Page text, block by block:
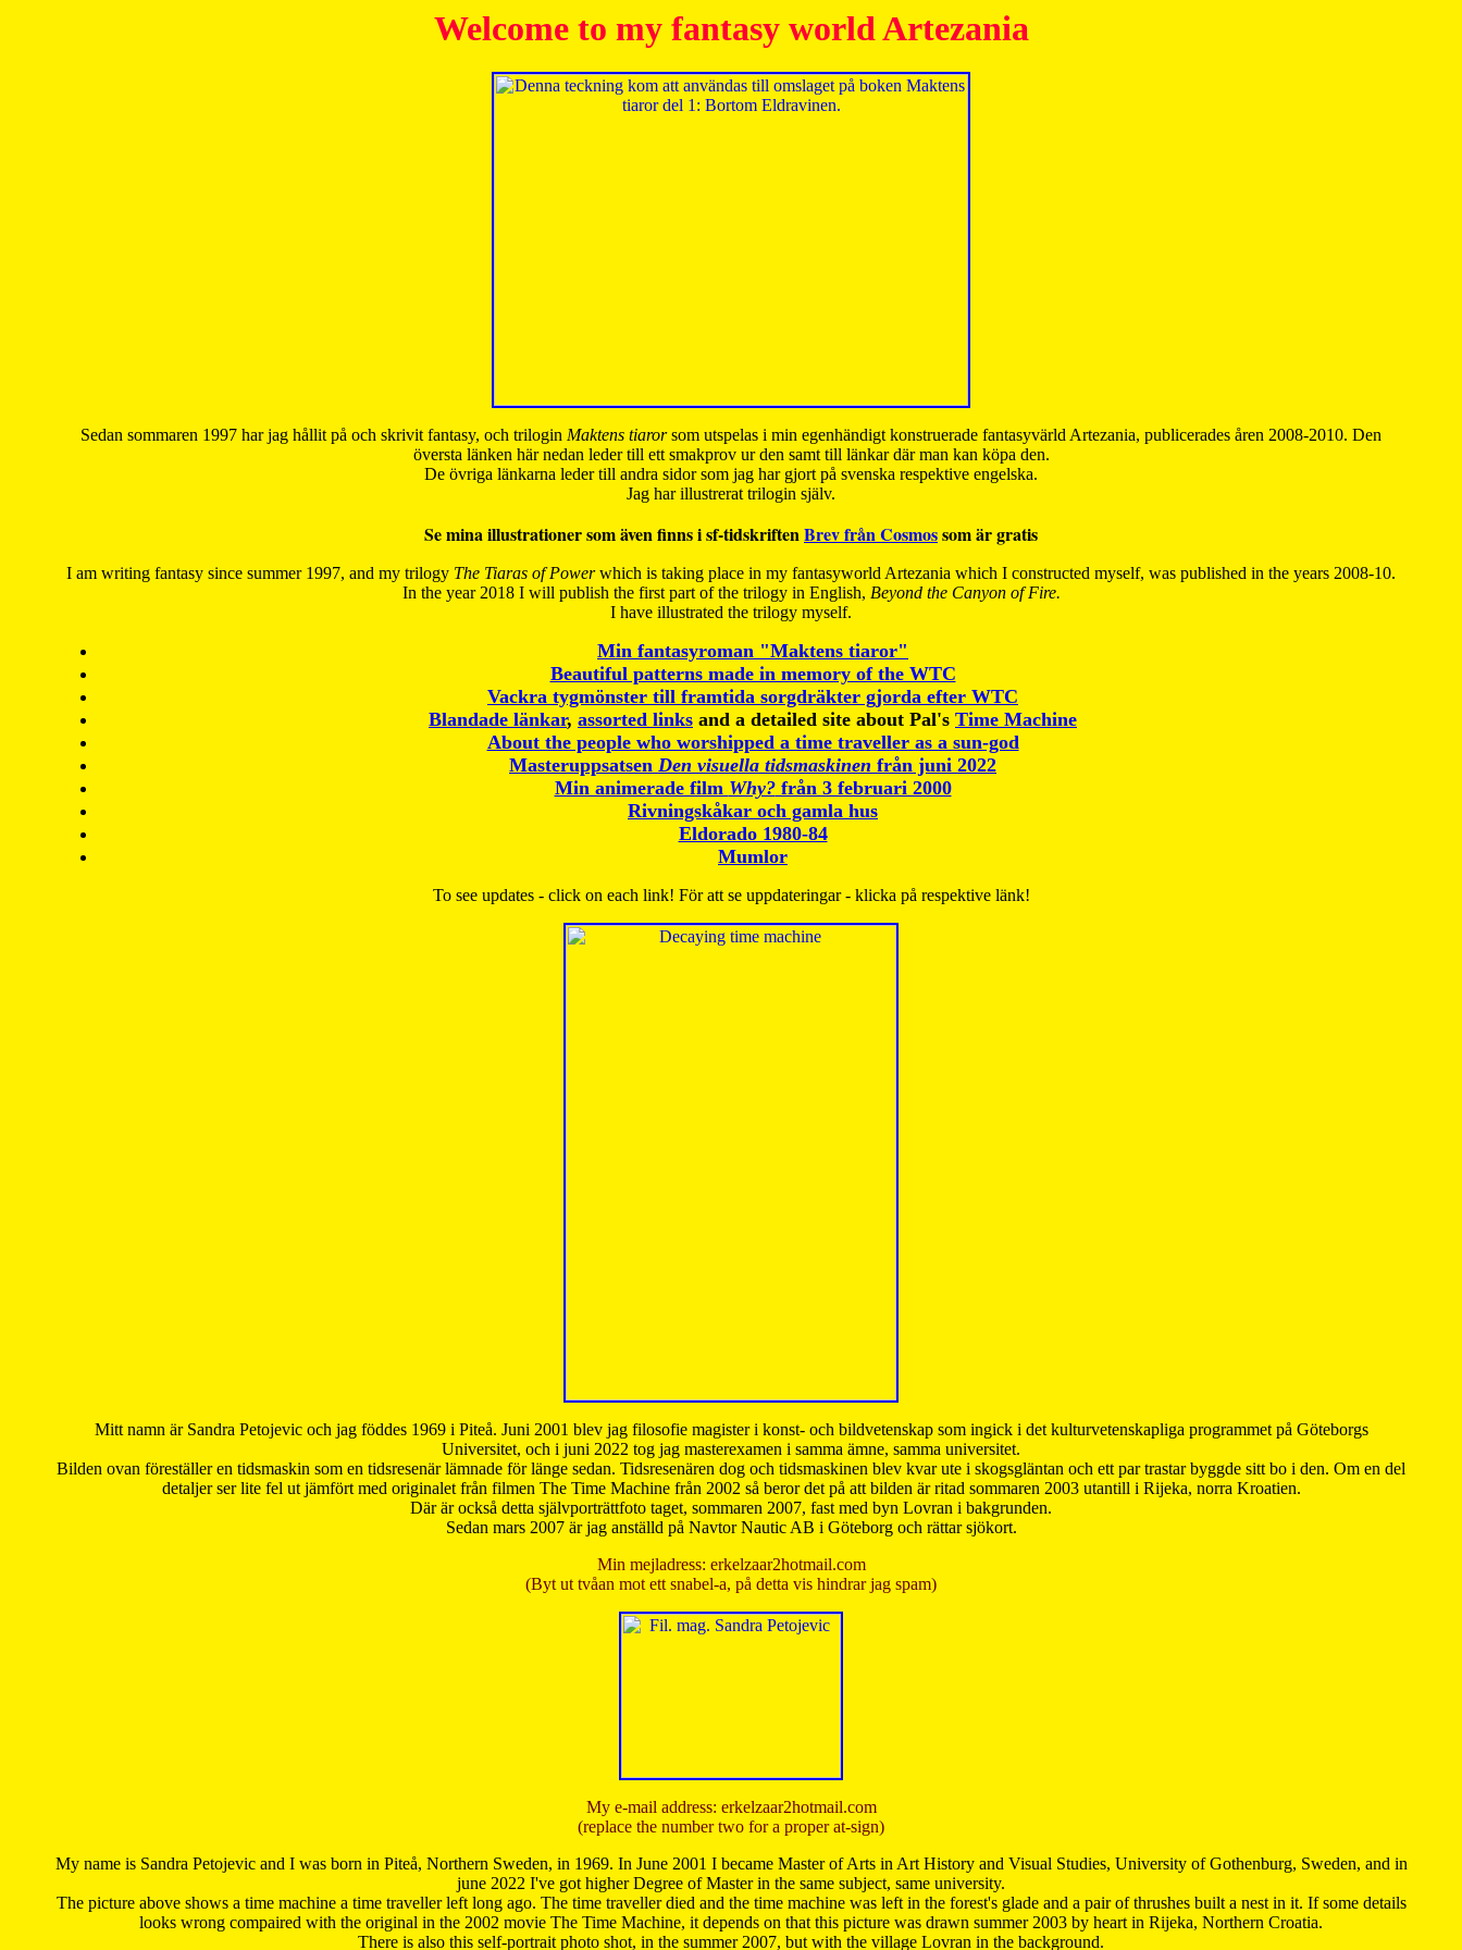
Welcome to my fantasy world Artezania
Sedan sommaren 1997 har jag hållit på och skrivit fantasy, och trilogin Maktens tiarorsom utspelas i min egenhändigt konstruerade fantasyvärld Artezania, publicerades åren 2008-2010. Den
översta länken här nedan leder till ett smakprov ur den samt till länkar där man kan köpa den.
De övriga länkarna leder till andra sidor som jag har gjort på svenska respektive engelska.
Jag har illustrerat trilogin själv.
Se mina illustrationer som även finns i sf-tidskriftenBrev från Cosmossom är gratis
I am writing fantasy since summer 1997, and my trilogy The Tiaras of Powerwhich is taking place in my fantasyworld Artezania which I constructed myself, was published in the years 2008-10.
In the year 2018 I will publish the first part of the trilogy in English, Beyond the Canyon of Fire.
I have illustrated the trilogy myself.
Min fantasyroman "Maktens tiaror"
Beautiful patterns made in memory of the WTC
Vackra tygmönster till framtida sorgdräkter gjorda efter WTC
Blandade länkar, assorted links and a detailed site about Pal's Time Machine
About the people who worshipped a time traveller as a sun-god
Masteruppsatsen Den visuella tidsmaskinen från juni 2022
Min animerade film Why?från 3 februari 2000
Rivningskåkar och gamla hus
Eldorado 1980-84
Mumlor
To see updates - click on each link! För att se uppdateringar - klicka på respektive länk!
Mitt namn är Sandra Petojevic och jag föddes 1969 i Piteå. Juni 2001 blev jag filosofie magister i konst- och bildvetenskap som ingick i det kulturvetenskapliga programmet på Göteborgs
Universitet, och i juni 2022 tog jag masterexamen i samma ämne, samma universitet.
Bilden ovan föreställer en tidsmaskin som en tidsresenär lämnade för länge sedan. Tidsresenären dog och tidsmaskinen blev kvar ute i skogsgläntan och ett par trastar byggde sitt bo i den. Om en del
detaljer ser lite fel ut jämfört med originalet från filmen The Time Machine från 2002 så beror det på att bilden är ritad sommaren 2003 utantill i Rijeka, norra Kroatien.
Där är också detta självporträttfoto taget, sommaren 2007, fast med byn Lovran i bakgrunden.
Sedan mars 2007 är jag anställd på Navtor Nautic AB i Göteborg och rättar sjökort.
Min mejladress: erkelzaar2hotmail.com
(Byt ut tvåan mot ett snabel-a, på detta vis hindrar jag spam)
My e-mail address: erkelzaar2hotmail.com
(replace the number two for a proper at-sign)
My name is Sandra Petojevic and I was born in Piteå, Northern Sweden, in 1969. In June 2001 I became Master of Arts in Art History and Visual Studies, University of Gothenburg, Sweden, and in
june 2022 I've got higher Degree of Master in the same subject, same university.
The picture above shows a time machine a time traveller left long ago. The time traveller died and the time machine was left in the forest's glade and a pair of thrushes built a nest in it. If some details
looks wrong compaired with the original in the 2002 movie The Time Machine, it depends on that this picture was drawn summer 2003 by heart in Rijeka, Northern Croatia.
There is also this self-portrait photo shot, in the summer 2007, but with the village Lovran in the background.